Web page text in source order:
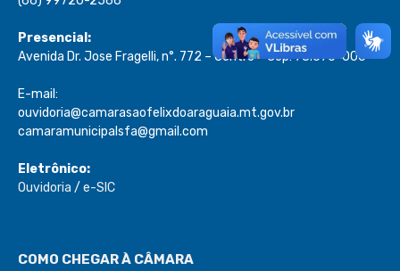
Presencial:
Avenida Dr. Jose Fragelli, n°. 772 – Centro – Cep: 78.670-000
E-mail:
ouvidoria@camarasaofelixdoaraguaia.mt.gov.br
camaramunicipalsfa@gmail.com
Eletrônico:
Ouvidoria / e-SIC
COMO CHEGAR À CÂMARA